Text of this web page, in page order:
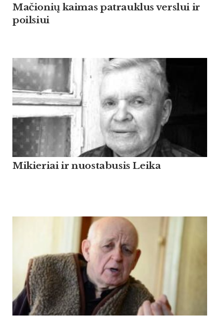
Mačionių kaimas patrauklus verslui ir
poilsiui
Mikieriai ir nuostabusis Leika